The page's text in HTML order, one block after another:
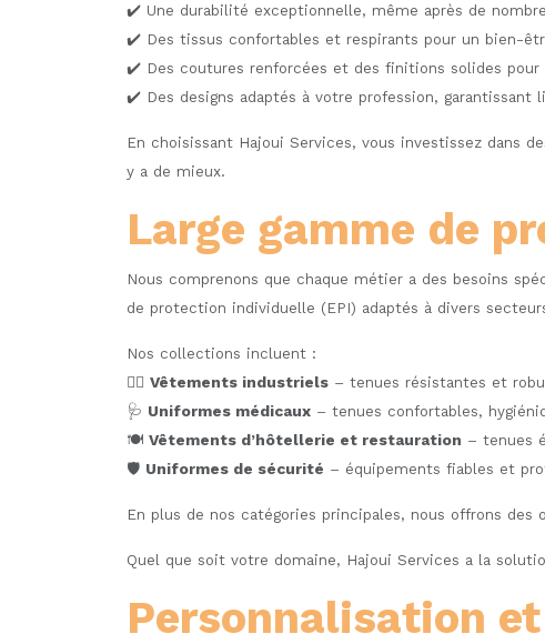
✔️ Une durabilité exceptionnelle, même après de
✔️ Des tissus confortables et respirants pour un bien-
✔️ Des coutures renforcées et des finitions solides
✔️ Des designs adaptés à votre profession,
En choisissant Hajoui Services, vous investissez
y a de mieux.
Large gamme de
Nous comprenons que chaque métier a des besoins
de protection individuelle (EPI) adaptés à divers
Nos collections incluent :
👷‍♂️ Vêtements industriels – tenues résistantes et
🩺 Uniformes médicaux – tenues confortables,
🍽️ Vêtements d’hôtellerie et restauration – tenues
🛡️ Uniformes de sécurité – équipements fiables et
En plus de nos catégories principales, nous offrons
Quel que soit votre domaine, Hajoui Services a la
Personnalisation